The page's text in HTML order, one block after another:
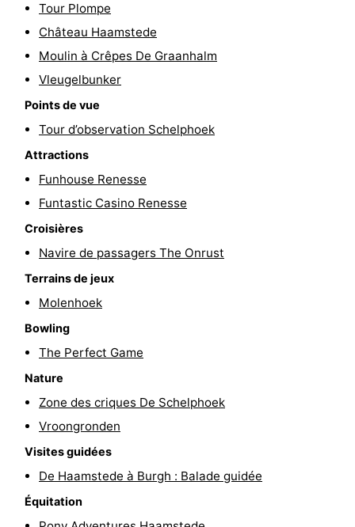
Haamstede
Lieux
d'intérêt
Musées
Monuments
Moulins
Points
vue
Attractions
Croisières
Terrains
jeux
Aires
jeux
intérieures
Bowling
Parcours
Centres
Villages
Tour Plompe
Château Haamstede
Moulin à Crêpes De Graanhalm
Vleugelbunker
Points de vue
Tour d’observation Schelphoek
Attractions
Funhouse Renesse
Funtastic Casino Renesse
Croisières
Navire de passagers The Onrust
Terrains de jeux
Molenhoek
Bowling
The Perfect Game
Nature
Zone des criques De Schelphoek
Vroongronden
Visites guidées
De Haamstede à Burgh : Balade guidée
Équitation